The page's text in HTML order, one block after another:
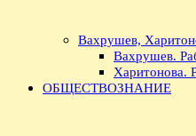
Вахрушев,
Вахрушев.
Харитонова.
ОБЩЕСТВОЗНАНИЕ